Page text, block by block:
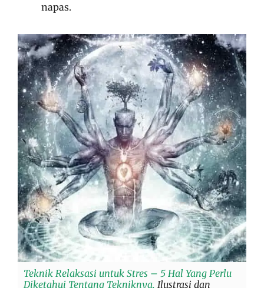
napas.
Teknik Relaksasi untuk Stres – 5 Hal Yang Perlu
Diketahui Tentang Tekniknya. Ilustrasi dan